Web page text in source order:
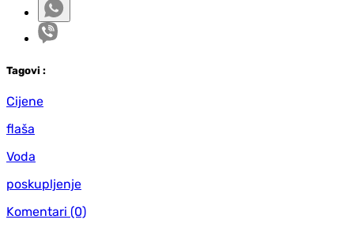
Tagovi :
Cijene
flaša
Voda
poskupljenje
Komentari (0)